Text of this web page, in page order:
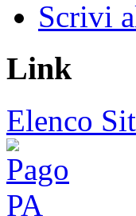
Scrivi
Link
Elenco